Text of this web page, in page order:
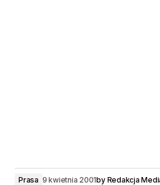
Prasa 9 kwietnia 2001by Redakcja